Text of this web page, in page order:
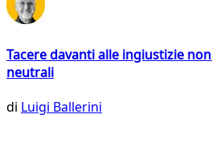
Tacere davanti alle ingiustizie
neutrali
di Luigi Ballerini